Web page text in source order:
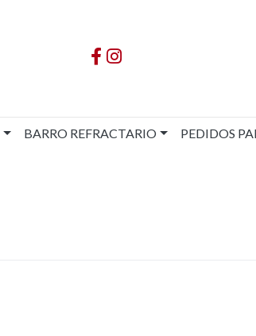
BARRO REFRACTARIO PEDIDOS